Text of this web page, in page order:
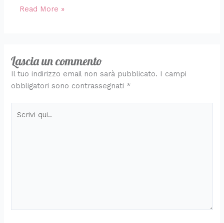
Read More »
Lascia un commento
Il tuo indirizzo email non sarà pubblicato. I campi
obbligatori sono contrassegnati *
qui..